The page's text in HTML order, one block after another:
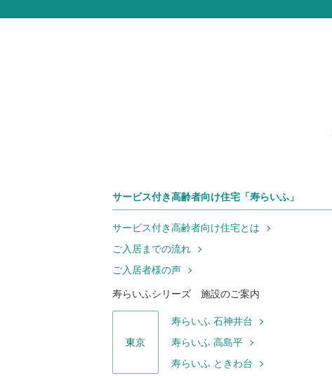
サービス付き高齢者向け住宅「寿らいふ」
サービス付き高齢者向け住宅とは
ご入居までの流れ
ご入居者様の声
寿らいふシリーズ 施設のご案内
東京
寿らいふ 石神井台
寿らいふ 高島平
寿らいふ ときわ台